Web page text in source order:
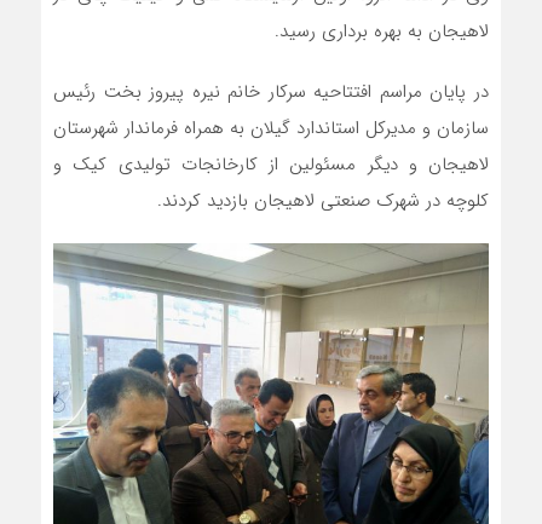
لاهیجان به بهره برداری رسید.
در پایان مراسم افتتاحیه سرکار خانم نیره پیروز بخت رئیس
سازمان و مدیرکل استاندارد گیلان به همراه فرماندار شهرستان
لاهیجان و دیگر مسئولین از کارخانجات تولیدی کیک و
کلوچه در شهرک صنعتی لاهیجان بازدید کردند.